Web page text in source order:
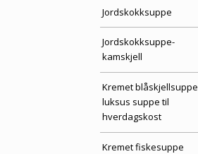
Jordskokksuppe
Jordskokksuppe-
kamskjell
Kremet
luksus suppe til
hverdagskost
Kremet fiskesuppe